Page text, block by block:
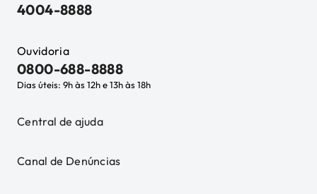
4004-8888
Ouvidoria
0800-688-8888
Dias úteis: 9h às 12h e 13h às 18h
Central de ajuda
Canal de Denúncias